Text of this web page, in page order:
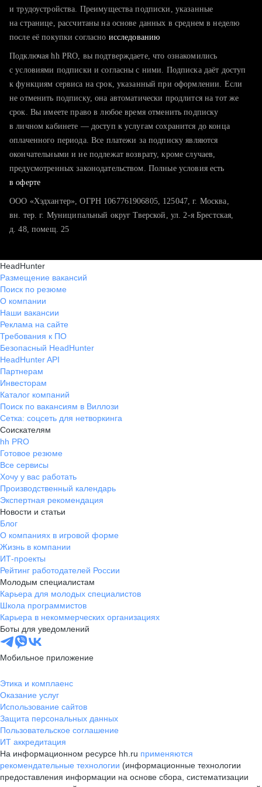
тратите много времени на поиск и вручную поднимаете
хотите сравнить себя с конкурентами и оценить шансы
и трудоустройства. Преимущества подписки, указанные
на странице, рассчитаны на основе данных в среднем в неделю
после её покупки согласно исследованию
Подключая hh PRO, вы подтверждаете, что ознакомились
с условиями подписки и согласны с ними. Подписка даёт доступ
к функциям сервиса на срок, указанный при оформлении. Если
не отменить подписку, она автоматически продлится на тот же
срок. Вы имеете право в любое время отменить подписку
в личном кабинете — доступ к услугам сохранится до конца
оплаченного периода. Все платежи за подписку являются
окончательными и не подлежат возврату, кроме случаев,
предусмотренных законодательством. Полные условия есть
в оферте
ООО «Хэдхантер», ОГРН 1067761906805, 125047, г. Москва,
вн. тер. г. Муниципальный округ Тверской, ул. 2-я Брестская,
д. 48, помещ. 25
HeadHunter
Размещение вакансий
Поиск по резюме
О компании
Наши вакансии
Реклама на сайте
Требования к ПО
Безопасный HeadHunter
HeadHunter API
Партнерам
Инвесторам
Каталог компаний
Поиск по вакансиям в Виллози
Сетка: соцсеть для нетворкинга
Соискателям
hh PRO
Готовое резюме
Все сервисы
Хочу у вас работать
Производственный календарь
Экспертная рекомендация
Новости и статьи
Блог
О компаниях в игровой форме
Жизнь в компании
ИТ-проекты
Рейтинг работодателей России
Молодым специалистам
Карьера для молодых специалистов
Школа программистов
Карьера в некоммерческих организациях
Боты для уведомлений
Мобильное приложение
Этика и комплаенс
Оказание услуг
Использование сайтов
Защита персональных данных
Пользовательское соглашение
ИТ аккредитация
На информационном ресурсе hh.ru применяются
рекомендательные технологии (информационные технологии
предоставления информации на основе сбора, систематизации